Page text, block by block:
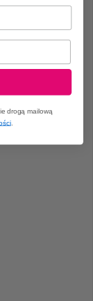
drogą mailową
.